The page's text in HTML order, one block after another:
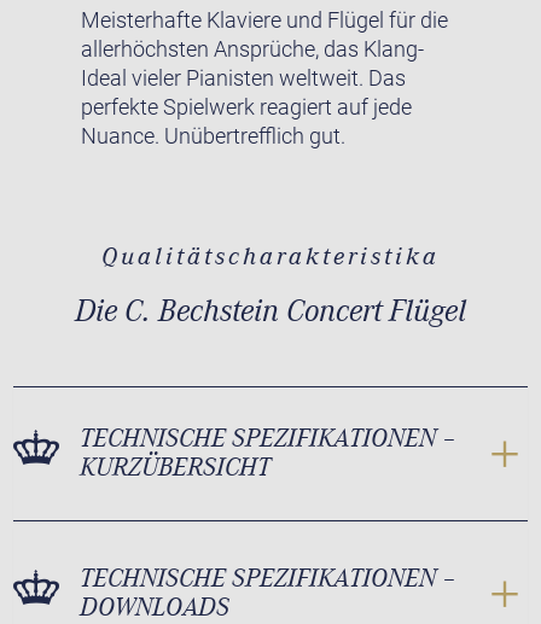
Meisterhafte Klaviere und Flügel für die
allerhöchsten Ansprüche, das Klang-
Ideal vieler Pianisten weltweit. Das
perfekte Spielwerk reagiert auf jede
Nuance. Unübertrefflich gut.
Qualitätscharakteristika
Die C. Bechstein Concert Flügel
TECHNISCHE SPEZIFIKATIONEN –
KURZÜBERSICHT
TECHNISCHE SPEZIFIKATIONEN –
DOWNLOADS